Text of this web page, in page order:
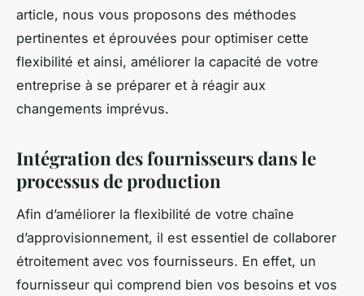
article, nous vous proposons des méthodes
pertinentes et éprouvées pour optimiser cette
flexibilité et ainsi, améliorer la capacité de votre
entreprise à se préparer et à réagir aux
changements imprévus.
Intégration des fournisseurs dans le
processus de production
Afin d’améliorer la flexibilité de votre chaîne
d’approvisionnement, il est essentiel de collaborer
étroitement avec vos fournisseurs. En effet, un
fournisseur qui comprend bien vos besoins et vos